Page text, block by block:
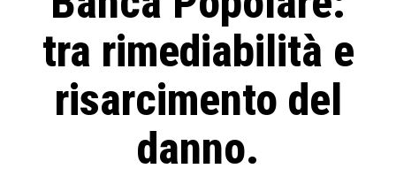
tra rimediabilità e
risarcimento del
danno.